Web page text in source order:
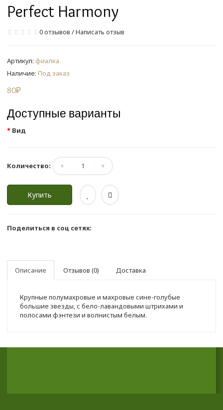
Perfect Harmony
0 отзывов /Написать отзыв
Артикул: фиалка
Наличие: Под заказ
80₽
Доступные варианты
Вид
Количество:
Купить
Поделиться в соц сетях:
Описание Отзывов (0) Доставка
Крупные полумахровые и махровые сине-голубые
большие звезды, с бело-лавандовыми штрихами и
полосами фэнтези и волнистым белым.